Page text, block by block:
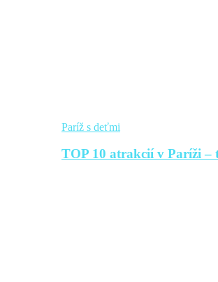
Paríž s deťmi
TOP 10 atrakcií v Paríži –